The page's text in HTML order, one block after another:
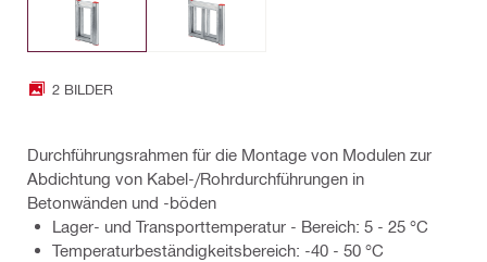
2 BILDER
Durchführungsrahmen für die Montage von Modulen zur
Abdichtung von Kabel-/Rohrdurchführungen in
Betonwänden und -böden
Lager- und Transporttemperatur - Bereich: 5 - 25 °C
Temperaturbeständigkeitsbereich: -40 - 50 °C